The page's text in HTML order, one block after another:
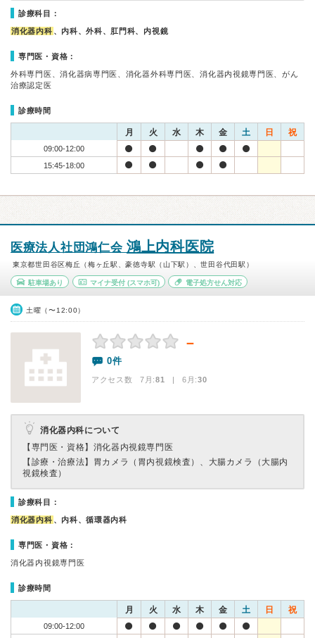
診療科目：
消化器内科 、内科、外科、肛門科、内視鏡
専門医・資格：
外科専門医、消化器病専門医、消化器外科専門医、消化器内視鏡専門医、がん
治療認定医
診療時間
月 火 水 木 金 土 日 祝
09:00-12:00
15:45-18:00
医療法人社団鴻仁会 鴻上内科医院
東京都世田谷区梅丘（梅ヶ丘駅、豪徳寺駅（山下駅）、世田谷代田駅）
駐車場あり マイナ受付(スマホ可) 電子処方せん対応
土曜（〜12:00）
－
0件
アクセス数 7月:81 | 6月:30
消化器内科について
【専門医・資格】 消化器内視鏡専門医
【診療・治療法】 胃カメラ（胃内視鏡検査）、大腸カメラ（大腸内
視鏡検査）
診療科目：
消化器内科 、内科、循環器内科
専門医・資格：
消化器内視鏡専門医
診療時間
月 火 水 木 金 土 日 祝
09:00-12:00